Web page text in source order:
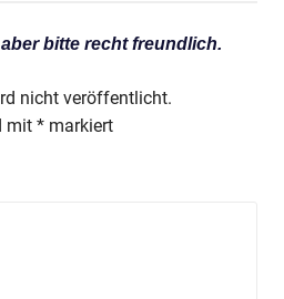
bitte recht freundlich.
nicht veröffentlicht.
mit * markiert